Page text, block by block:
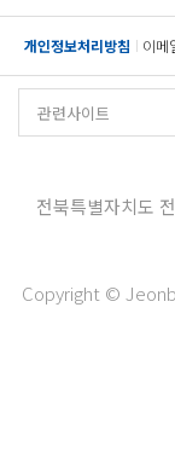
개인정보처리방침 이메
전북특별자치도
Copyright ©